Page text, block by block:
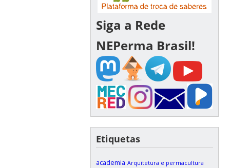
Siga a Rede
NEPerma Brasil!
Etiquetas
academia Arquitetura e permacultura